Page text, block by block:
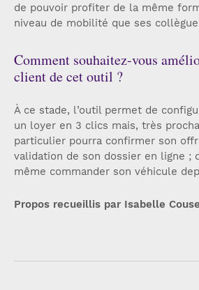
de pouvoir profiter de la même
niveau de mobilité que ses
Comment souhaitez-vous
client de cet outil ?
À ce stade, l’outil permet de
un loyer en 3 clics mais, très
particulier pourra confirmer son
validation de son dossier en ligne ;
même commander son véhicule
Propos recueillis par Isabelle